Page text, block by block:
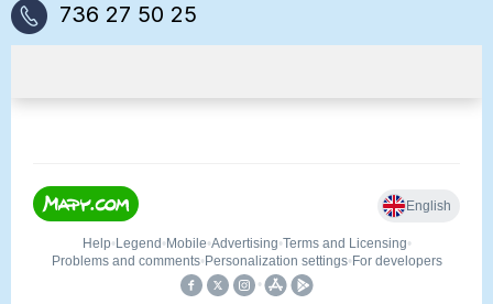
736 27 50 25